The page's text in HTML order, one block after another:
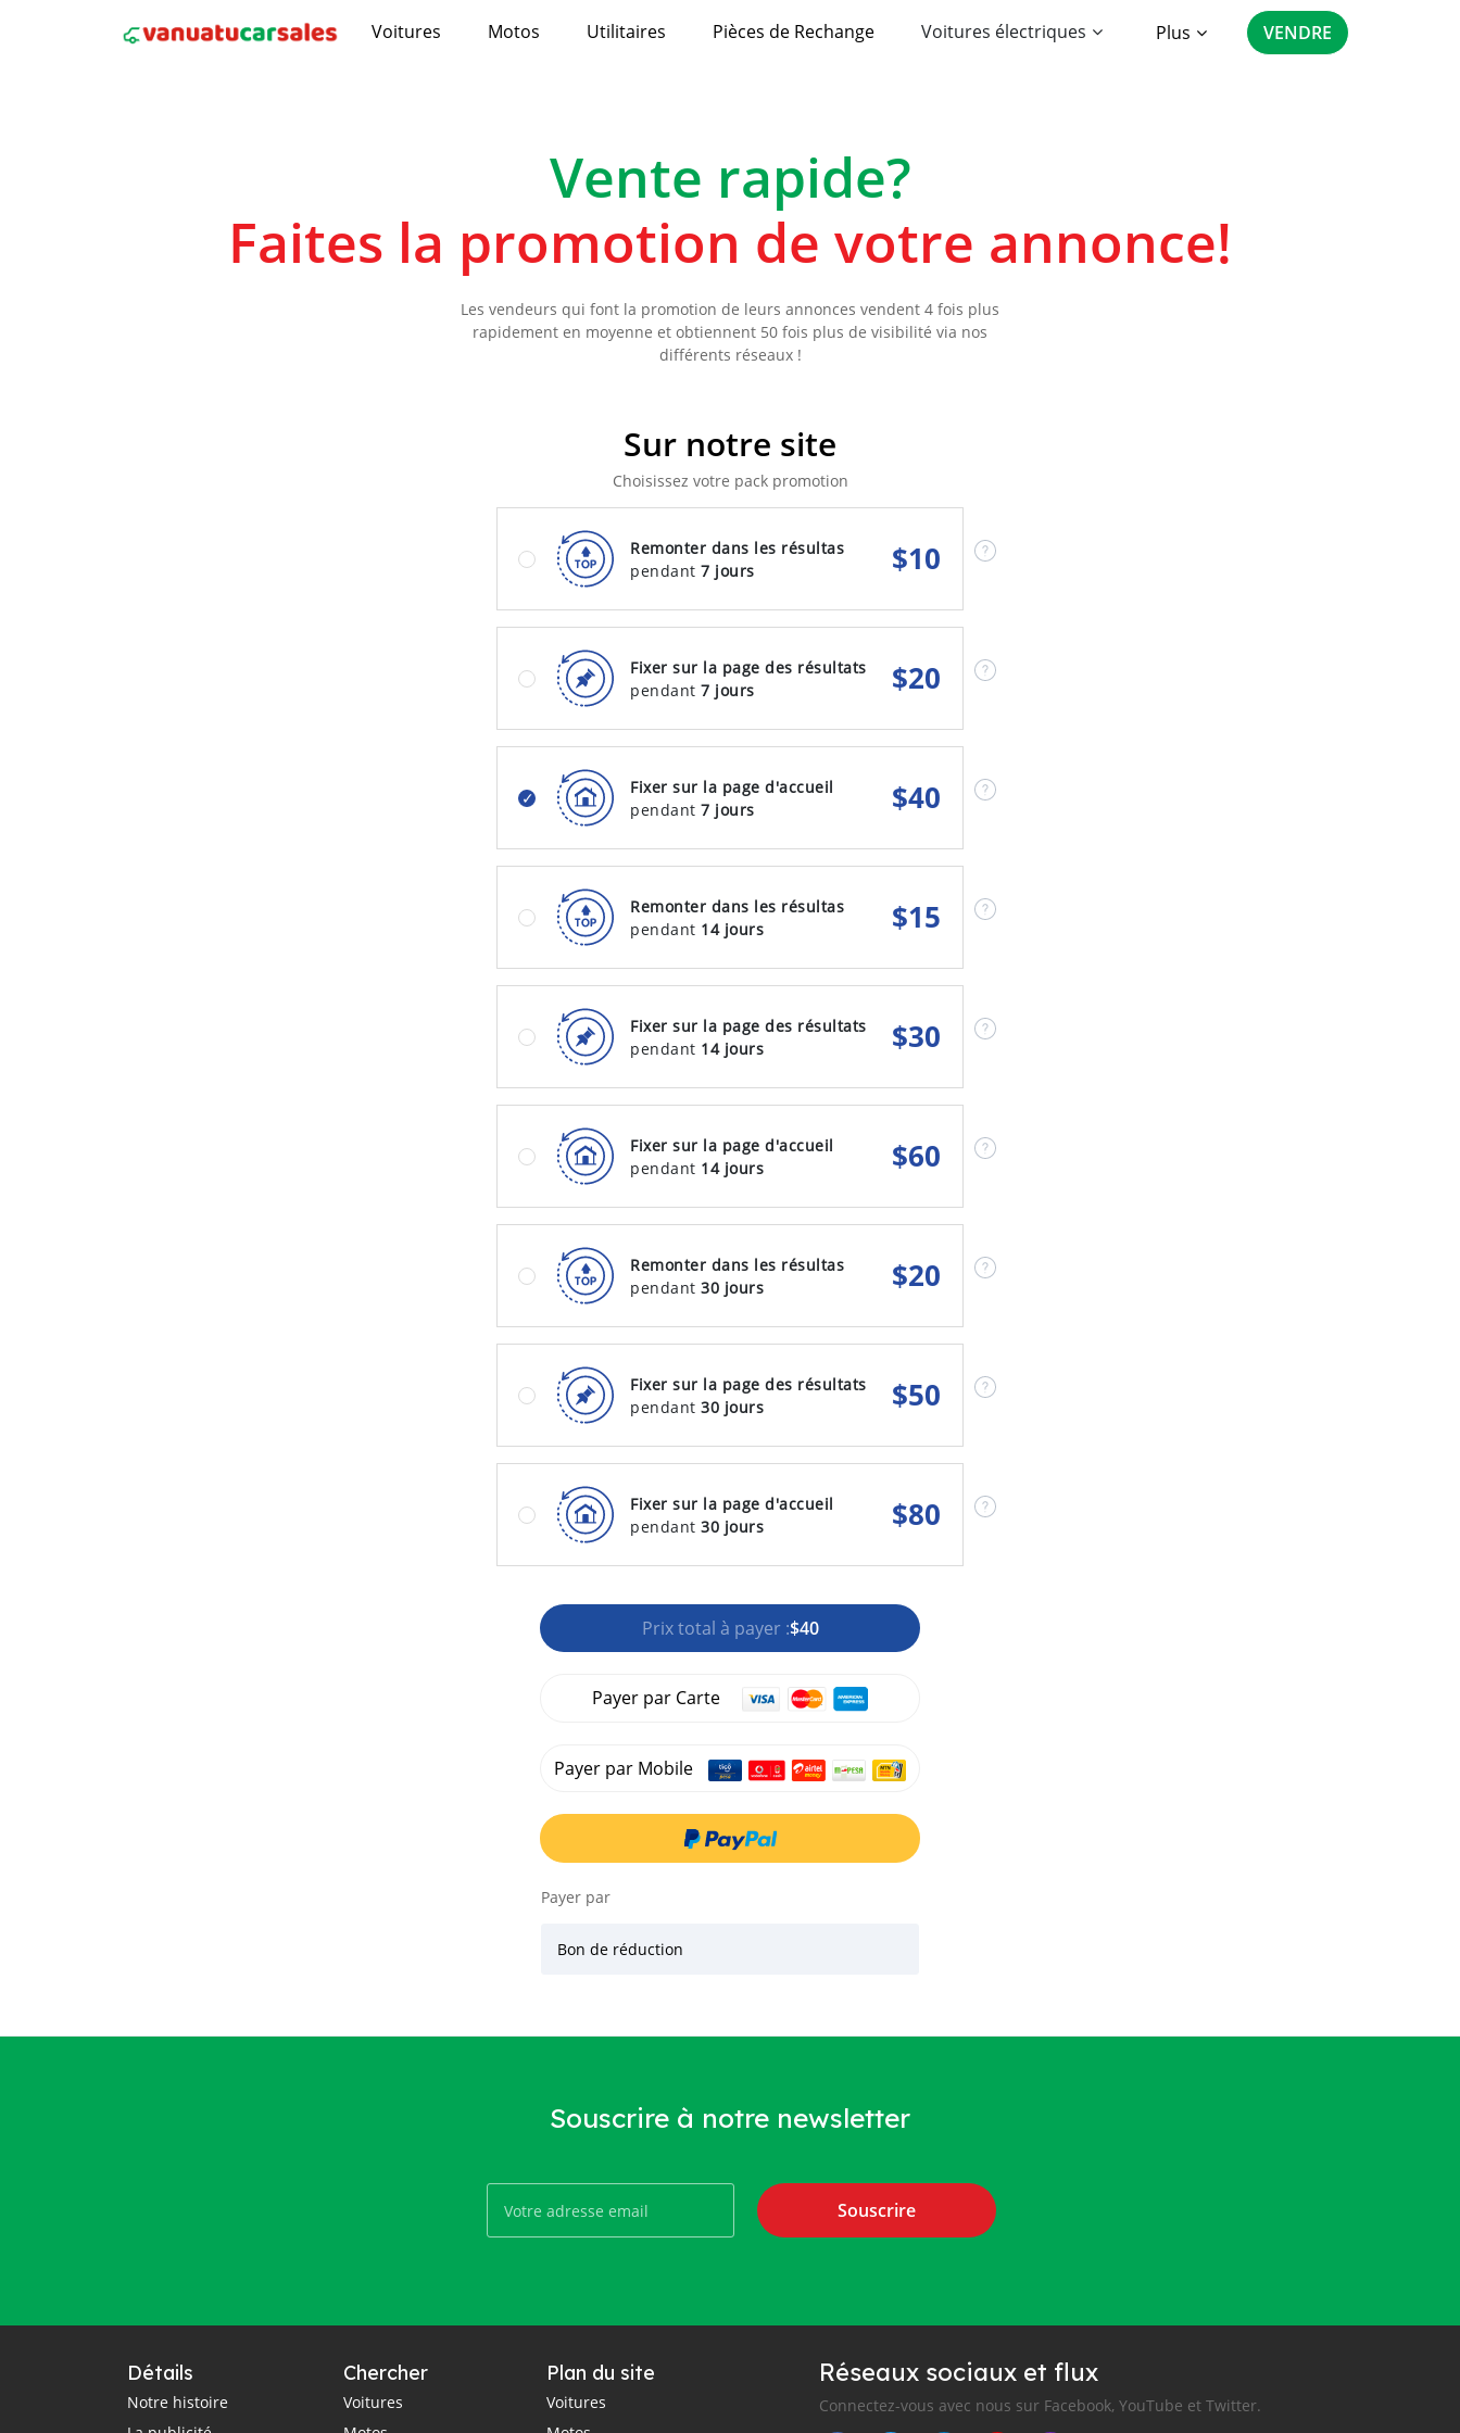
Voitures Motos Utilitaires Pièces de Rechange Voitures électriques Plus VENDRE
Vente rapide?
Faites la promotion de votre annonce!
Les vendeurs qui font la promotion de leurs annonces vendent 4 fois plus
rapidement en moyenne et obtiennent 50 fois plus de visibilité via nos
différents réseaux !
Sur notre site
Choisissez votre pack promotion
Remonter dans les résultas
pendant 7 jours $10
Fixer sur la page des résultats
pendant 7 jours $20
Fixer sur la page d'accueil
pendant 7 jours $40
Remonter dans les résultas
pendant 14 jours $15
Fixer sur la page des résultats
pendant 14 jours $30
Fixer sur la page d'accueil
pendant 14 jours $60
Remonter dans les résultas
pendant 30 jours $20
Fixer sur la page des résultats
pendant 30 jours $50
Fixer sur la page d'accueil
pendant 30 jours $80
Prix total à payer :$40
Payer par Carte
Payer par Mobile
Payer par
Bon de réduction
Souscrire à notre newsletter
Souscrire
Détails
Notre histoire
Chercher
Voitures
Plan du site
Voitures
Réseaux sociaux et flux
Connectez-vous avec nous sur Facebook, YouTube et Twitter.